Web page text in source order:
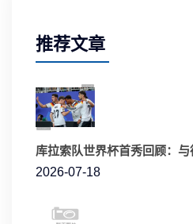
推荐文章
库拉索队世界杯首秀回顾：
2026-07-18